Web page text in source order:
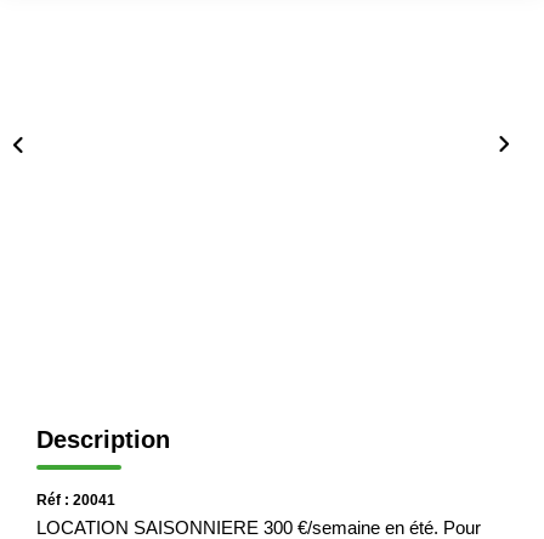
Nos Partenaires
Description
Réf : 20041
LOCATION SAISONNIERE 300 €/semaine en été. Pour